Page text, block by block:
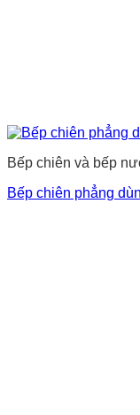
Bếp chiên và bếp
Bếp chiên phẳng